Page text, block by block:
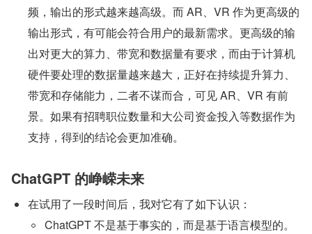
频，输出的形式越来越高级。而 AR、VR 作为更高级的
输出形式，有可能会符合用户的最新需求。更高级的输
出对更大的算力、带宽和数据量有要求，而由于计算机
硬件要处理的数据量越来越大，正好在持续提升算力、
带宽和存储能力，二者不谋而合，可见 AR、VR 有前
景。如果有招聘职位数量和大公司资金投入等数据作为
支持，得到的结论会更加准确。
ChatGPT 的峥嵘未来
在试用了一段时间后，我对它有了如下认识：
ChatGPT 不是基于事实的，而是基于语言模型的。